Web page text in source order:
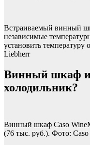
Встраиваемый винный
независимые
установить
Liebherr
Винный шкаф
холодильник?
Винный шкаф Caso
(76 тыс. руб.). Фото: Caso